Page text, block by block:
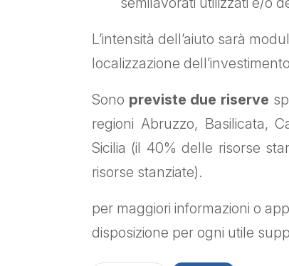
L’intensità dell’aiuto sarà
localizzazione
Sono previste due riserve
regioni Abruzzo, Basilicata,
Sicilia (il 40% delle risorse
risorse stanziate).
per maggiori informazioni o
disposizione per ogni utile